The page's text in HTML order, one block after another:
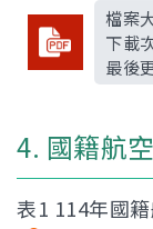
檔案
下載
最後
4. 國籍航
表1 114年國